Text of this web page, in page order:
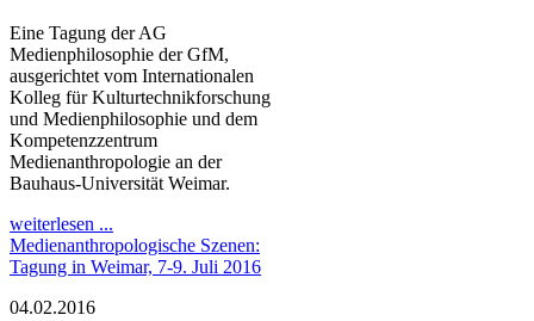
Eine Tagung der AG
Medienphilosophie der GfM,
ausgerichtet vom Internationalen
Kolleg für Kulturtechnikforschung
und Medienphilosophie und dem
Kompetenzzentrum
Medienanthropologie an der
Bauhaus-Universität Weimar.
weiterlesen ...
Medienanthropologische Szenen:
Tagung in Weimar, 7-9. Juli 2016
04.02.2016